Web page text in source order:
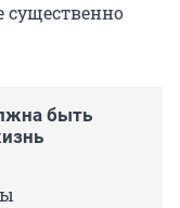
существенно
быть